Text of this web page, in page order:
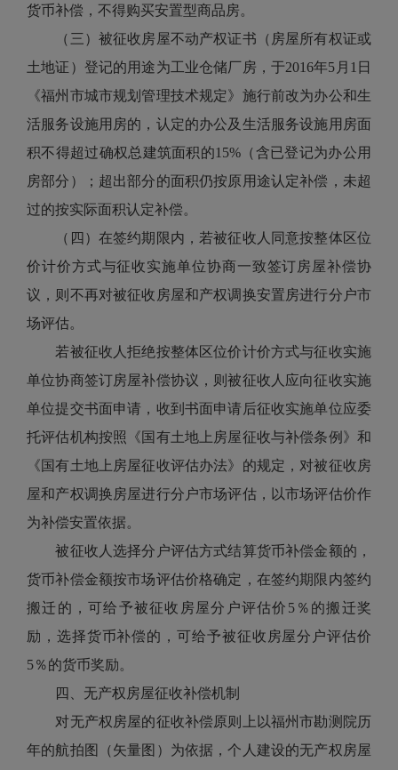
货币补偿，不得购买安置型商品房。
（三）被征收房屋不动产权证书（房屋所有权证或
土地证）登记的用途为工业仓储厂房，于2016年5月1日
《福州市城市规划管理技术规定》施行前改为办公和生
活服务设施用房的，认定的办公及生活服务设施用房面
积不得超过确权总建筑面积的15%（含已登记为办公用
房部分）；超出部分的面积仍按原用途认定补偿，未超
过的按实际面积认定补偿。
（四）在签约期限内，若被征收人同意按整体区位
价计价方式与征收实施单位协商一致签订房屋补偿协
议，则不再对被征收房屋和产权调换安置房进行分户市
场评估。
若被征收人拒绝按整体区位价计价方式与征收实施
单位协商签订房屋补偿协议，则被征收人应向征收实施
单位提交书面申请，收到书面申请后征收实施单位应委
托评估机构按照《国有土地上房屋征收与补偿条例》和
《国有土地上房屋征收评估办法》的规定，对被征收房
屋和产权调换房屋进行分户市场评估，以市场评估价作
为补偿安置依据。
被征收人选择分户评估方式结算货币补偿金额的，
货币补偿金额按市场评估价格确定，在签约期限内签约
搬迁的，可给予被征收房屋分户评估价5％的搬迁奖
励，选择货币补偿的，可给予被征收房屋分户评估价
5％的货币奖励。
四、无产权房屋征收补偿机制
对无产权房屋的征收补偿原则上以福州市勘测院历
年的航拍图（矢量图）为依据，个人建设的无产权房屋